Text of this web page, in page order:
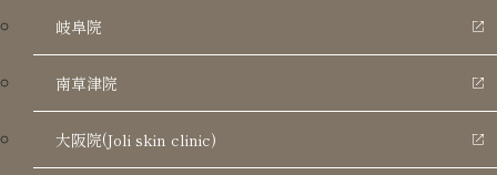
岐阜院
南草津院
大阪院(Joli skin clinic)
こんな方におすすめ
肌のハリや弾力が落ちてきたと感じる方